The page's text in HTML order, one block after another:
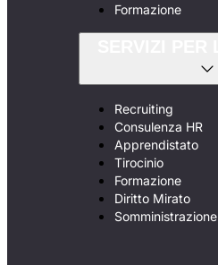
Formazione
Recruiting
Consulenza HR
Apprendistato
Tirocinio
Formazione
Diritto Mirato
Somministrazione